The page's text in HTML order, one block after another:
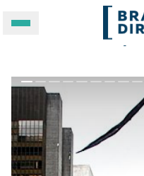
ASSUNTOS
FORMATOS
LGBTQIA+: o